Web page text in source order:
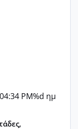
PM%d ημ